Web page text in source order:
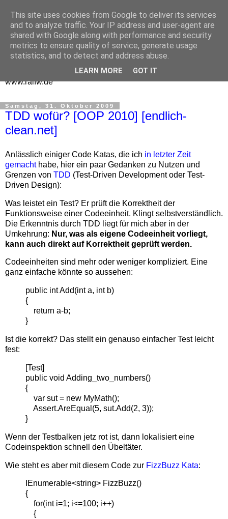
One Man Think Tank
Gedanken
Spontanes und Überlegtes aus meinem "Denkraum" -
www.ralfw.de
Samstag, 31. Oktober 2009
TDD wofür? [OOP 2010] [endlich-
clean.net]
Anlässlich einiger Code Katas, die ich in letzter Zeit
gemachthabe, hier ein paar Gedanken zu Nutzen und
Grenzen von TDD (Test-Driven Development oder Test-
Driven Design):
Was leistet ein Test? Er prüft die Korrektheit der
Funktionsweise einer Codeeinheit. Klingt selbstverständlich.
Die Erkenntnis durch TDD liegt für mich aber in der
Umkehrung: Nur, was als eigene Codeeinheit vorliegt,
kann auch direkt auf Korrektheit geprüft werden.
Codeeinheiten sind mehr oder weniger kompliziert. Eine
ganz einfache könnte so aussehen:
public int Add(int a, int b)
{
return a-b;
}
Ist die korrekt? Das stellt ein genauso einfacher Test leicht
fest:
[Test]
public void Adding_two_numbers()
{
var sut = new MyMath();
Assert.AreEqual(5, sut.Add(2, 3));
}
Wenn der Testbalken jetz rot ist, dann lokalisiert eine
Codeinspektion schnell den Übeltäter.
Wie steht es aber mit diesem Code zur FizzBuzz Kata:
IEnumerable<string> FizzBuzz()
{
for(int i=1; i<=100; i++)
{
This site uses cookies from Google to deliver its services
and to analyze traffic. Your IP address and user-agent are
shared with Google along with performance and security
metrics to ensure quality of service, generate usage
statistics, and to detect and address abuse.
LEARN MORE GOT IT